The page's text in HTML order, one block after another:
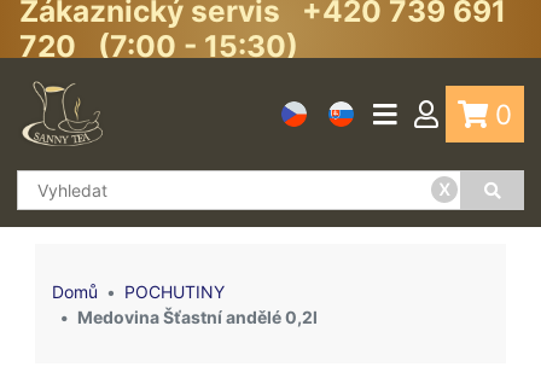
Zákaznický servis +420 739 691
720 (7:00 - 15:30)
x
0
Domů
POCHUTINY
Medovina Šťastní andělé 0,2l